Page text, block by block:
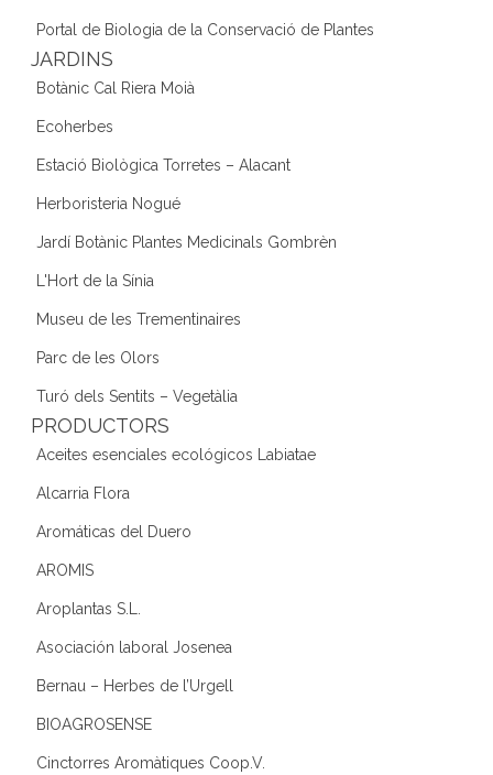
Portal de Biologia de la Conservació de Plantes
JARDINS
Botànic Cal Riera Moià
Ecoherbes
Estació Biològica Torretes – Alacant
Herboristeria Nogué
Jardí Botànic Plantes Medicinals Gombrèn
L'Hort de la Sínia
Museu de les Trementinaires
Parc de les Olors
Turó dels Sentits – Vegetàlia
PRODUCTORS
Aceites esenciales ecológicos Labiatae
Alcarria Flora
Aromáticas del Duero
AROMIS
Aroplantas S.L.
Asociación laboral Josenea
Bernau – Herbes de l’Urgell
BIOAGROSENSE
Cinctorres Aromàtiques Coop.V.